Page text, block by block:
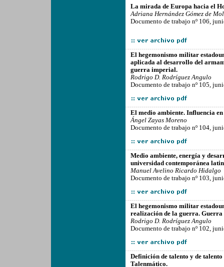
La mirada de Europa hacia el
Adriana Hernández Gómez de
Documento de trabajo nº 106,
El hegemonismo militar
aplicada al desarrollo del
guerra imperial.
Rodrigo D. Rodríguez Angulo
Documento de trabajo nº 105,
El medio ambiente. Influencia
Ángel Zayas Moreno
Documento de trabajo nº 104,
Medio ambiente, energía y
universidad contemporánea
Manuel Avelino Ricardo Hidalgo
Documento de trabajo nº 103,
El hegemonismo militar
realización de la guerra. Guerra
Rodrigo D. Rodríguez Angulo
Documento de trabajo nº 102,
Definición de talento y de
Talenmático.